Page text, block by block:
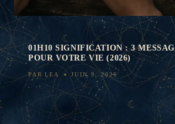
01H10 SIGNIFICATION : 3
POUR VOTRE VIE (2026)
PAR LEA JUIN 9, 2026